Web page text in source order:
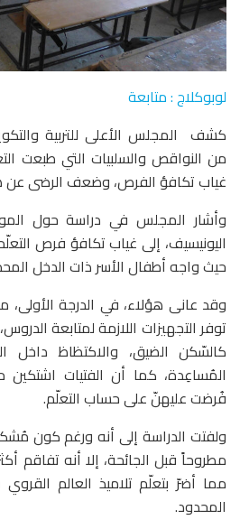
لوبوكلاج : متابعة
كشف المجلس الأعلى للتربية
من النواقص والسلبيات التي طبعت
غياب تكافؤ الفرص، وضعف الرضى عن
وأشار المجلس في دراسة حول
اليونيسيف، إلى غياب تكافؤ فرص التعلّم
حيث واجه أطفال الأسر ذات الدخل
وقد عانى هؤلاء، في الدرجة
توفر التجهيزات اللازمة لمتابعة
كالسّكن الضيق، والاكتظاظ داخل
المُساعِدة، كما أن الفتيات اشتكين
فُرضت عليهنّ على حساب التعلّم.
ولفتت الدراسة إلى أنه ورغم كون
مطروحاً قبل الجائحة، إلا أنه تفاقم
مما أضرّ بتعلّم تلاميذ العالم
المحدود.